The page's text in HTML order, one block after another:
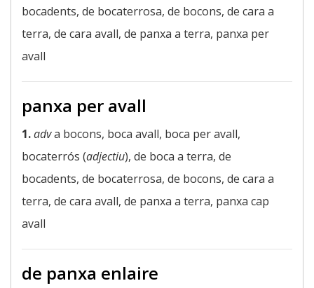
bocadents, de bocaterrosa, de bocons, de cara a
terra, de cara avall, de panxa a terra, panxa per
avall
panxa per avall
1.adva bocons, boca avall, boca per avall,
bocaterrós (adjectiu), de boca a terra, de
bocadents, de bocaterrosa, de bocons, de cara a
terra, de cara avall, de panxa a terra, panxa cap
avall
de panxa enlaire